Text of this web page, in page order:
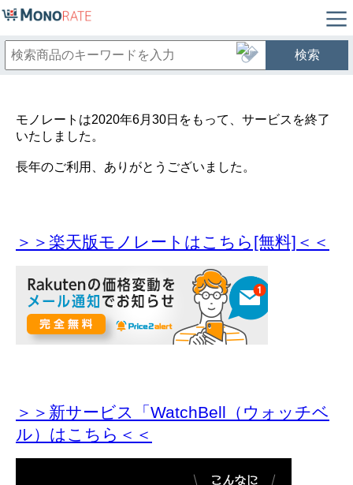
検索
モノレートは2020年6月30日をもって、サービスを終了
いたしました。
長年のご利用、ありがとうございました。
＞＞楽天版モノレートはこちら[無料]＜＜
＞＞新サービス「WatchBell（ウォッチベ
ル）はこちら＜＜